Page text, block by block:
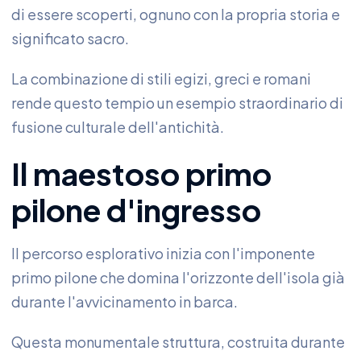
di essere scoperti, ognuno con la propria storia e
significato sacro.
La combinazione di stili egizi, greci e romani
rende questo tempio un esempio straordinario di
fusione culturale dell'antichità.
Il maestoso primo
pilone d'ingresso
Il percorso esplorativo inizia con l'imponente
primo pilone che domina l'orizzonte dell'isola già
durante l'avvicinamento in barca.
Questa monumentale struttura, costruita durante